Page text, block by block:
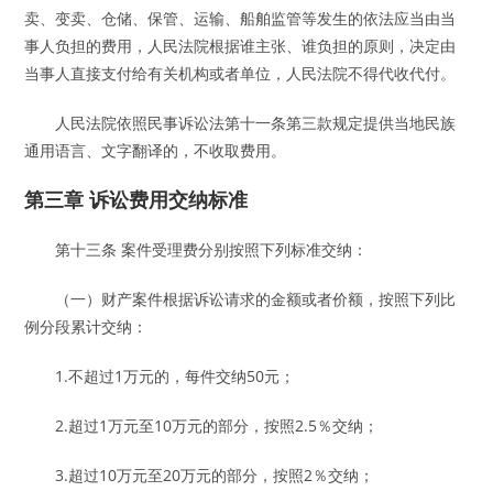
卖、变卖、仓储、保管、运输、船舶监管等发生的依法应当由当
事人负担的费用，人民法院根据谁主张、谁负担的原则，决定由
当事人直接支付给有关机构或者单位，人民法院不得代收代付。
人民法院依照民事诉讼法第十一条第三款规定提供当地民族
通用语言、文字翻译的，不收取费用。
第三章 诉讼费用交纳标准
第十三条 案件受理费分别按照下列标准交纳：
（一）财产案件根据诉讼请求的金额或者价额，按照下列比
例分段累计交纳：
1.不超过1万元的，每件交纳50元；
2.超过1万元至10万元的部分，按照2.5％交纳；
3.超过10万元至20万元的部分，按照2％交纳；